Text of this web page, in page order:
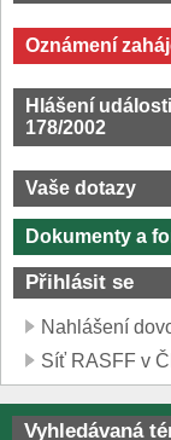
Oznámení
Hlášení
178/2002
Vaše dotazy
Dokumenty a
Přihlásit se
Nahlášení
Síť RASFF v
Vyhledávaná